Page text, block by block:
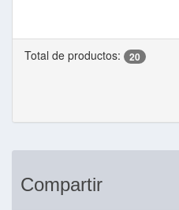
Total de productos: 20
Compartir